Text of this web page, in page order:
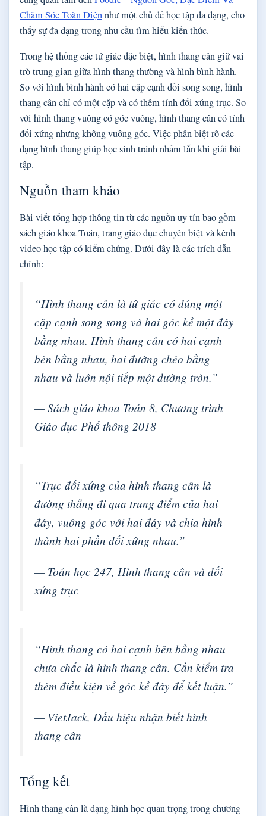
Chăm Sóc Toàn Diệnnhư một chủ đề học tập đa dạng, cho
thấy sự đa dạng trong nhu cầu tìm hiểu kiến thức.
Trong hệ thống các tứ giác đặc biệt, hình thang cân giữ vai
trò trung gian giữa hình thang thường và hình bình hành.
So với hình bình hành có hai cặp cạnh đối song song, hình
thang cân chỉ có một cặp và có thêm tính đối xứng trục. So
với hình thang vuông có góc vuông, hình thang cân có tính
đối xứng nhưng không vuông góc. Việc phân biệt rõ các
dạng hình thang giúp học sinh tránh nhầm lẫn khi giải bài
tập.
Nguồn tham khảo
Bài viết tổng hợp thông tin từ các nguồn uy tín bao gồm
sách giáo khoa Toán, trang giáo dục chuyên biệt và kênh
video học tập có kiểm chứng. Dưới đây là các trích dẫn
chính:
“Hình thang cân là tứ giác có đúng một
cặp cạnh song song và hai góc kề một đáy
bằng nhau. Hình thang cân có hai cạnh
bên bằng nhau, hai đường chéo bằng
nhau và luôn nội tiếp một đường tròn.”
— Sách giáo khoa Toán 8, Chương trình
Giáo dục Phổ thông 2018
“Trục đối xứng của hình thang cân là
đường thẳng đi qua trung điểm của hai
đáy, vuông góc với hai đáy và chia hình
thành hai phần đối xứng nhau.”
— Toán học 247, Hình thang cân và đối
xứng trục
“Hình thang có hai cạnh bên bằng nhau
chưa chắc là hình thang cân. Cần kiểm tra
thêm điều kiện về góc kề đáy để kết luận.”
— VietJack, Dấu hiệu nhận biết hình
thang cân
Tổng kết
Hình thang cân là dạng hình học quan trọng trong chương